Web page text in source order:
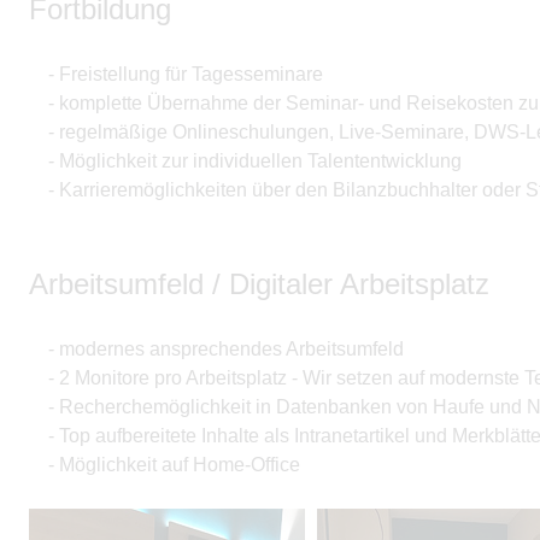
Fortbildung
- Freistellung für Tagesseminare
- komplette Übernahme der Seminar- und Reisekosten
- regelmäßige Onlineschulungen, Live-Seminare, DWS-
- Möglichkeit zur individuellen Talententwicklung
- Karrieremöglichkeiten über den Bilanzbuchhalter oder
Arbeitsumfeld / Digitaler Arbeitsplatz
- modernes ansprechendes Arbeitsumfeld
- 2 Monitore pro Arbeitsplatz - Wir setzen auf modernste
- Recherchemöglichkeit in Datenbanken von Haufe und
- Top aufbereitete Inhalte als Intranetartikel und
- Möglichkeit auf Home-Office